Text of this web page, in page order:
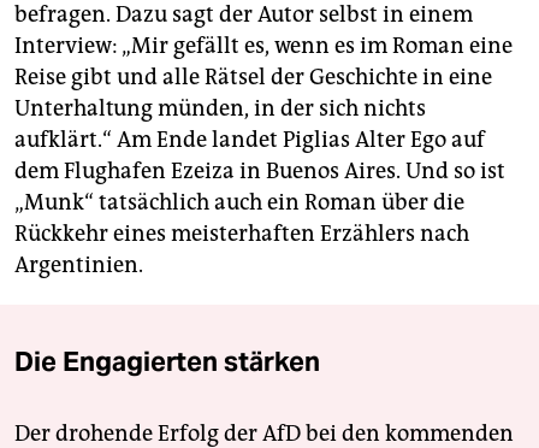
befragen. Dazu sagt der Autor selbst in einem
Interview: „Mir gefällt es, wenn es im Roman eine
Reise gibt und alle Rätsel der Geschichte in eine
Unterhaltung münden, in der sich nichts
aufklärt.“ Am Ende landet Piglias Alter Ego auf
dem Flughafen Ezeiza in Buenos Aires. Und so ist
„Munk“ tatsächlich auch ein Roman über die
Rückkehr eines meisterhaften Erzählers nach
Argentinien.
Die Engagierten stärken
Der drohende Erfolg der AfD bei den kommenden